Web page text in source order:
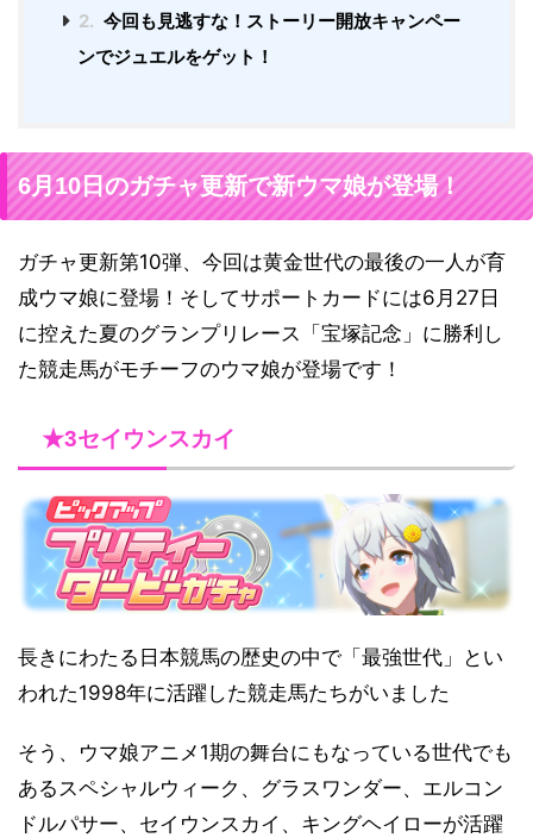
2. 今回も見逃すな！ストーリー開放キャンペー
ンでジュエルをゲット！
6月10日のガチャ更新で新ウマ娘が登場！
ガチャ更新第10弾、今回は黄金世代の最後の一人が育
成ウマ娘に登場！そしてサポートカードには6月27日
に控えた夏のグランプリレース「宝塚記念」に勝利し
た競走馬がモチーフのウマ娘が登場です！
★3セイウンスカイ
長きにわたる日本競馬の歴史の中で「最強世代」とい
われた1998年に活躍した競走馬たちがいました
そう、ウマ娘アニメ1期の舞台にもなっている世代でも
あるスペシャルウィーク、グラスワンダー、エルコン
ドルパサー、セイウンスカイ、キングヘイローが活躍